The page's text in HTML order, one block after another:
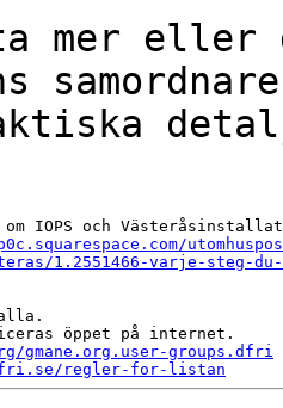
mer eller
1.2551466-varje-steg-
öppet på internet.
gmane.org.user-groups.dfri
regler-for-listan